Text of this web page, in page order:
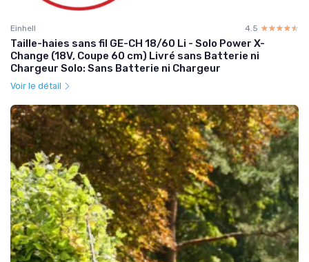
Einhell 4.5 ☆☆☆☆☆
★★★★★
Taille-haies sans fil GE-CH 18/60 Li - Solo Power X-
Change (18V, Coupe 60 cm) Livré sans Batterie ni
Chargeur Solo: Sans Batterie ni Chargeur
Voir le détail